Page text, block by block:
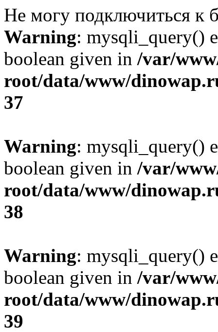
Не могу подключиться к
Warning: mysqli_query()
boolean given in /var/
root/data/www/
37
Warning: mysqli_query()
boolean given in /var/
root/data/www/
38
Warning: mysqli_query()
boolean given in /var/
root/data/www/
39